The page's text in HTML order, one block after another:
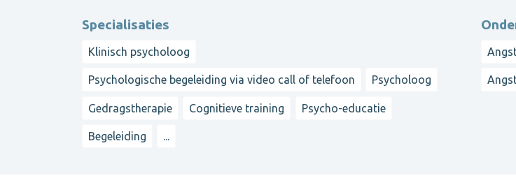
Specialisaties
Klinisch psycholoog
Psychologische begeleiding via video call of telefoon Psycholoog
Gedragstherapie Cognitieve training Psycho-educatie
Begeleiding ...